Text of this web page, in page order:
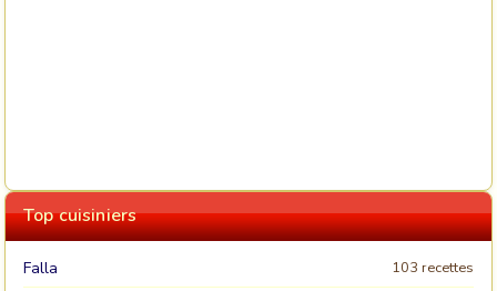
Top cuisiniers
Falla 103 recettes